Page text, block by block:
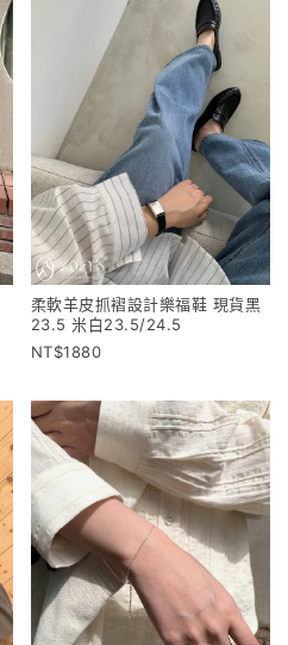
柔軟羊皮抓褶設計樂福鞋 現貨黑
23.5 米白23.5/24.5
1880